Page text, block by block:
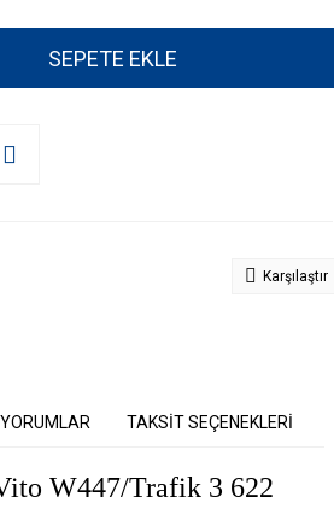
SEPETE EKLE
Karşılaştır
YORUMLAR TAKSİT SEÇENEKLERİ
W447/Trafik 3 622